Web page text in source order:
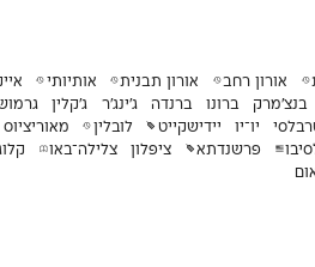
אורון רחב אורון תבנית אותיותי
בנצ׳מרק ברונו ברנדה ג׳ינג׳ר ג׳קלין
יו־יו יידישקייט לובלין מאוריציוס
פרשנדתא ציפלון צלילה־באו